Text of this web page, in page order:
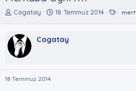
K
u
y
u
ş
Cagatay
B
l
18 Temmuz 2014
Cagatay
18 Temmuz 2014